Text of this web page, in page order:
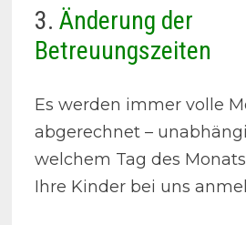
3.Änderung der
Betreuungszeiten
Es werden immer volle
abgerechnet –
welchem Tag des
Ihre Kinder bei uns